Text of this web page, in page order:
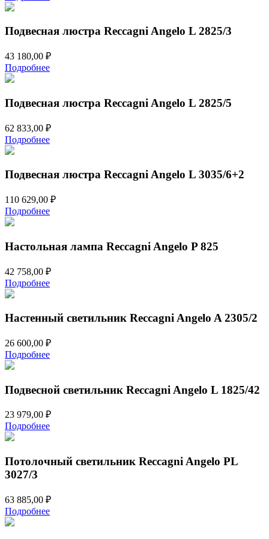
Подвесная люстра Reccagni Angelo L 2825/3
43 180,00 ₽
Подробнее
Подвесная люстра Reccagni Angelo L 2825/5
62 833,00 ₽
Подробнее
Подвесная люстра Reccagni Angelo L 3035/6+2
110 629,00 ₽
Подробнее
Настольная лампа Reccagni Angelo P 825
42 758,00 ₽
Подробнее
Настенный светильник Reccagni Angelo A 2305/2
26 600,00 ₽
Подробнее
Подвесной светильник Reccagni Angelo L 1825/42
23 979,00 ₽
Подробнее
Потолочный светильник Reccagni Angelo PL
3027/3
63 885,00 ₽
Подробнее